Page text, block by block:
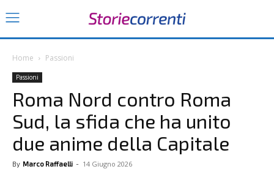
Home Passioni
Passioni
Roma Nord contro Roma
Sud, la sfida che ha unito
due anime della Capitale
By Marco Raffaelli - 14 Giugno 2026